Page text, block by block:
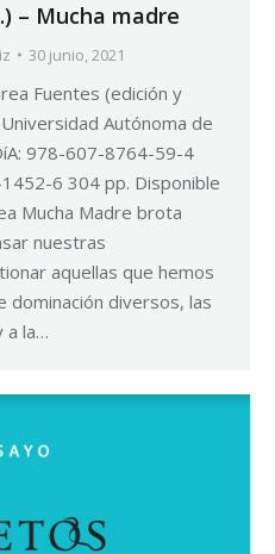
– Mucha madre
30 junio, 2021
Fuentes (edición y
Autónoma de
978-607-8764-59-4
6 304 pp. Disponible
Mucha Madre brota
nuestras
aquellas que hemos
diversos, las
a la…